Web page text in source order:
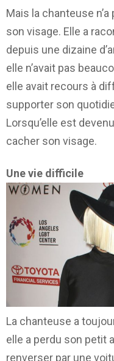
Mais la chanteuse
son visage. Elle a
depuis une dizaine
elle n’avait pas
elle avait recours à
supporter son
Lorsqu’elle est
cacher son visage.
Une vie difficile
La chanteuse a
elle a perdu son petit
renverser par une